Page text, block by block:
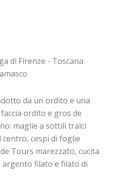
di Firenze - Toscana
da un ordito e una
ordito e gros de
maglie a sottili tralci
cespi di foglie
Tours marezzato, cucita
argento filato e filato di